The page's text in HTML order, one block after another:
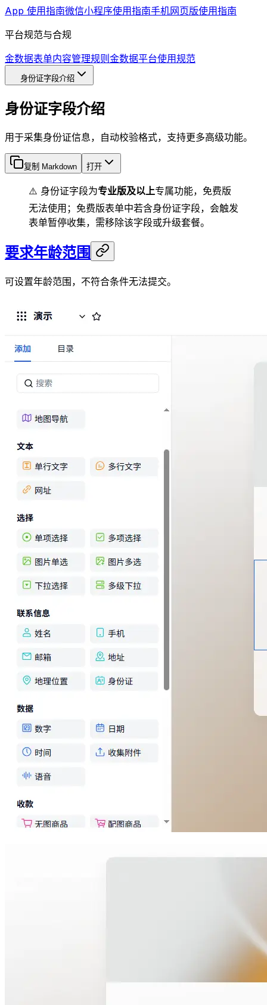
App 使用指南微信小程序使用指南手机网页版使用指南
平台规范与合规
金数据表单内容管理规则金数据平台使用规范
身份证字段介绍
身份证字段介绍
用于采集身份证信息，自动校验格式，支持更多高级功能。
复制 Markdown 打开
⚠️ 身份证字段为专业版及以上专属功能，免费版
无法使用；免费版表单中若含身份证字段，会触发
表单暂停收集，需移除该字段或升级套餐。
要求年龄范围
可设置年龄范围，不符合条件无法提交。